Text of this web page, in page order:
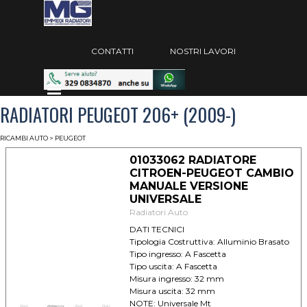
Vai ai contenuti
Salta menù
CONTATTI NOSTRI LAVORI
Salta menù
RADIATORI PEUGEOT 206+ (2009-)
RICAMBI AUTO > PEUGEOT
01033062 RADIATORE
CITROEN-PEUGEOT CAMBIO
MANUALE VERSIONE
UNIVERSALE
Radiatori Auto
DATI TECNICI
Tipologia Costruttiva: Alluminio Brasato
Tipo ingresso: A Fascetta
Tipo uscita: A Fascetta
Misura ingresso: 32 mm
Misura uscita: 32 mm
NOTE: Universale Mt